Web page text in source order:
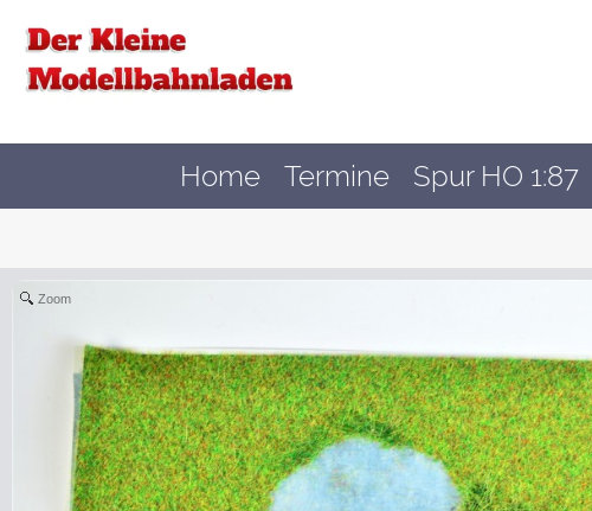
Home Termine Spur HO 1:87
Zoom